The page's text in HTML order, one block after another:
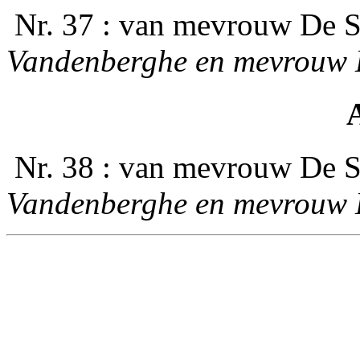
Nr. 37 : van mevrouw De
Vandenberghe en
Nr. 38 : van mevrouw De
Vandenberghe en